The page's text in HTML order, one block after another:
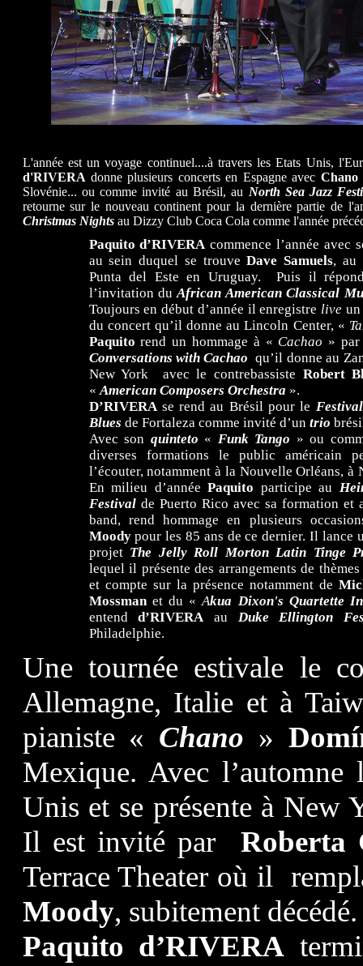
L'année est un voyage continuel....à travers les Etats Unis,
d'RIVERA donne plusieurs concerts en Espagne avec Chano
Slovénie... ou comme invité au Brésil, au North Sea Jazz
retourne sur le nouveau continent pour la dernière partie de
Christmas Nightsau Dizzy Club Coca Cola comme l'année
Paquito d’RIVERAcommence l’année avec
au sein duquel se trouveDave Samuels, au
Punta del Este en Uruguay. Puis il
l’invitation duAfrican American Classical
Toujours en début d’année il enregistre live
du concert qu’il donne au Lincoln Center, «
Paquito rend un hommage à « Cachao »
Conversations with Cachao qu’il donne au
New York avec le contrebassiste Robert
«American Composers Orchestra ».
D’RIVERAse rend au Brésil pour le
Blues de Fortaleza comme invité d’untrio
Avec son quinteto « Funk Tango » ou
diverses formations le public américain
l’écouter, notamment à la Nouvelle Orléans,
En milieu d’annéePaquito participe au
Festivalde Puerto Rico avec sa formation et
band, rend hommage en plusieurs
Moodypour les 85 ans de ce dernier. Il lance
projet The Jelly Roll Morton Latin Tinge
lequel il présente des arrangements de
et compte sur la présence notamment de
Mossmanet du «Akua Dixon's Quartette
entendd’RIVERAau Duke Ellington
Philadelphie.
Une tournée estivale le
Allemagne, Italie et à
pianiste « Chano »
Mexique. Avec l’automne
Unis et se présente à
Il est invité par Roberta
Terrace Theater où il
Moody, subitement décédé.
Paquito d’RIVERA